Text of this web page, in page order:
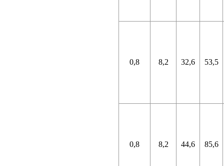
0,8 8,2 32,6 53,5
0,8 8,2 44,6 85,6